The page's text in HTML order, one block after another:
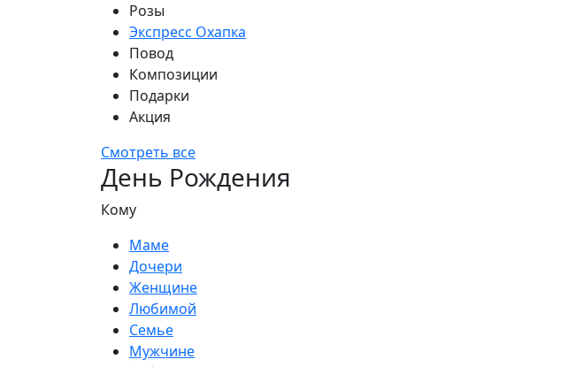
Розы
Экспресс Охапка
Повод
Композиции
Подарки
Акция
Смотреть все
День Рождения
Кому
Маме
Дочери
Женщине
Любимой
Семье
Мужчине